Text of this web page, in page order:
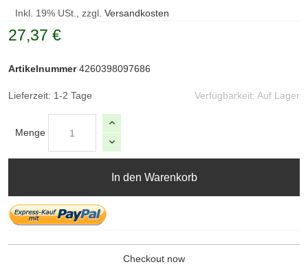
Inkl. 19% USt., zzgl. Versandkosten
27,37 €
Verfügbarkeit: Auf Lager
Artikelnummer 4260398097686
Lieferzeit: 1-2 Tage
Menge
In den Warenkorb
Checkout now